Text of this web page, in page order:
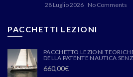
28 Luglio 2026 No Comments
PACCHETTI LEZIONI
PACCHETTO LEZIONI
DELLA PATENTE NAUTICA
660,00€